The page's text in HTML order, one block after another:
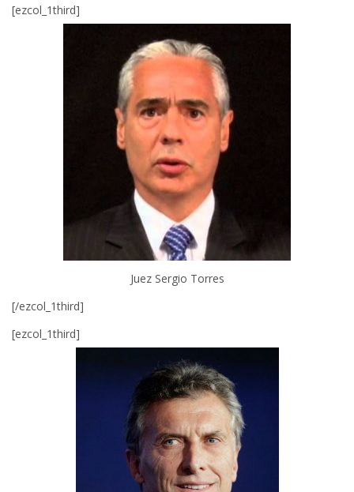
[ezcol_1third]
Juez Sergio Torres
[/ezcol_1third]
[ezcol_1third]